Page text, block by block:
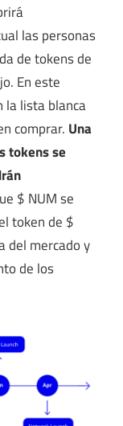
las personas
de tokens de
En este
la lista blanca
comprar. Una
tokens se
$ NUM se
token de $
del mercado y
de los